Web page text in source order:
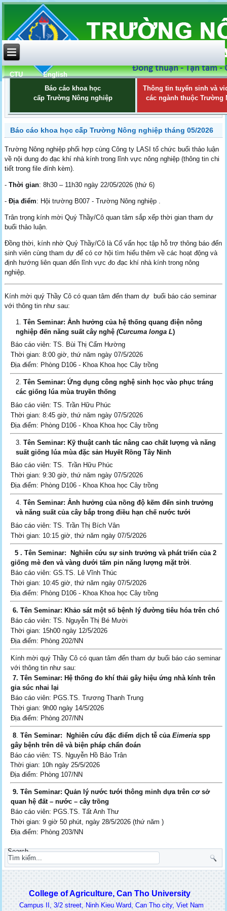
CTU
English
Báo cáo khoa học
cấp Trường Nông nghiệp
Thông tin tuyển sinh và
các ngành thuộc Trường
Báo cáo khoa học cấp Trường Nông nghiệp tháng 05/2026
Trường Nông nghiệp phối hợp cùng Công ty LASI tổ chức buổi thảo luận
về nội dung đo đạc khí nhà kính trong lĩnh vực nông nghiệp (thông tin chi
tiết trong file đính kèm).
-Thời gian: 8h30 – 11h30 ngày 22/05/2026 (thứ 6)
-Địa điểm: Hội trường B007 - Trường Nông nghiệp .
Trân trọng kính mời Quý Thầy/Cô quan tâm sắp xếp thời gian tham dự
buổi thảo luận.
Đồng thời, kính nhờ Quý Thầy/Cô là Cố vấn học tập hỗ trợ thông báo đến
sinh viên cùng tham dự để có cơ hội tìm hiểu thêm về các hoạt động và
định hướng liên quan đến lĩnh vực đo đạc khí nhà kính trong nông
nghiệp.
Kính mời quý Thầy Cô có quan tâm đến tham dự buổi báo cáo seminar
với thông tin như sau:
Tên Seminar:Ảnh hưởng của hệ thống quang điện nông
nghiệp đến năng suất cây nghệ (Curcuma longa L)
Báo cáo viên: TS. Bùi Thị Cẩm Hường
Thời gian: 8:00 giờ, thứ năm ngày 07/5/2026
Địa điểm: Phòng D106 - Khoa Khoa học Cây trồng
TênSeminar:Ứng dụng công nghệ sinh học vào phục tráng
các giống lúa mùa truyền thống
Báo cáo viên: TS. Trần Hữu Phúc
Thời gian: 8:45 giờ, thứ năm ngày 07/5/2026
Địa điểm: Phòng D106 - Khoa Khoa học Cây trồng
TênSeminar: Kỹ thuật canh tác nâng cao chất lượng và năng
suất giống lúa mùa đặc sản Huyết Rồng Tây Ninh
Báo cáo viên: TS. Trần Hữu Phúc
Thời gian: 9:30 giờ, thứ năm ngày 07/5/2026
Địa điểm: Phòng D106 - Khoa Khoa học Cây trồng
TênSeminar:Ảnh hưởng của nồng độ kẽm đến sinh trưởng
và năng suất của cây bắp trong điều hạn chế nước tưới
Báo cáo viên: TS. Trần Thị Bích Vân
Thời gian: 10:15 giờ, thứ năm ngày 07/5/2026
5 . Tên Seminar:
Nghiên cứu sự sinh trưởng và phát triển của 2
giống mè đen và vàng dưới tấm pin năng lượng mặt trời
Báo cáo viên: GS.TS. Lê Vĩnh Thúc
Thời gian: 10:45 giờ, thứ năm ngày 07/5/2026
Địa điểm: Phòng D106 - Khoa Khoa học Cây trồng
6. Tên Seminar: Khảo sát một số bệnh lý đường tiêu hóa trên chó
Báo cáo viên: TS. Nguyễn Thị Bé Mười
Thời gian: 15h00 ngày 12/5/2026
Địa điểm: Phòng 202/NN
Kính mời quý Thầy Cô có quan tâm đến tham dự buổi báo cáo seminar
với thông tin như sau:
7. Tên Seminar: Hệ thống đo khí thải gây hiệu ứng nhà kính trên
gia súc nhai lại
Báo cáo viên: PGS.TS. Trương Thanh Trung
Thời gian: 9h00 ngày 14/5/2026
Địa điểm: Phòng 207/NN
8 .Tên Seminar: Nghiên cứu đặc điểm dịch tễ củaEimeria spp
gây bệnh trên dê và biện pháp chẩn đoán
Báo cáo viên: TS. Nguyễn Hồ Bảo Trân
Thời gian: 10h ngày 25/5/2026
Địa điểm: Phòng 107/NN
9. Tên Seminar:Quản lý nước tưới thông minh dựa trên cơ sở
quan hệ đất – nước – cây trồng
Báo cáo viên: PGS.TS. Tất Anh Thư
Thời gian: 9 giờ 50 phút, ngày 28/5/2026 (thứ năm )
Địa điểm: Phòng 203/NN
Search
College of Agriculture, Can Tho University
II, 3/2 street, Ninh Kieu Ward, Can Tho city, Viet Nam